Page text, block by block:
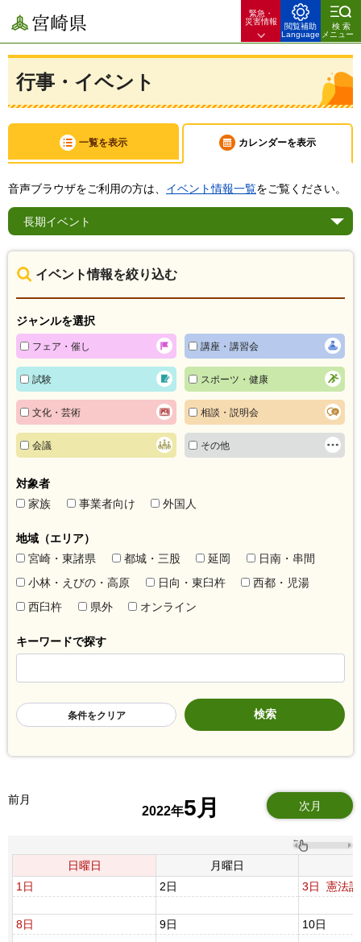
宮崎県
緊急・
災害情報
閲覧補助
Language
検索
メニュー
行事・イベント
一覧を表示 カレンダーを表示
音声ブラウザをご利用の方は、 イベント情報一覧をご覧ください。
長期イベント
イベント情報を絞り込む
ジャンルを選択
フェア・催し 講座・講習会
試験 スポーツ・健康
文化・芸術 相談・説明会
会議 その他
対象者
家族
事業者向け 外国人
地域（エリア）
宮崎・東諸県
都城・三股 延岡
日南・串間
小林・えびの・高原
日向・東臼杵
西都・児湯
西臼杵
県外 オンライン
キーワードで探す
条件をクリア
前月
2022年5月 次月
日曜日 月曜日
1日
2日 3日 憲法
8日 9日 10日